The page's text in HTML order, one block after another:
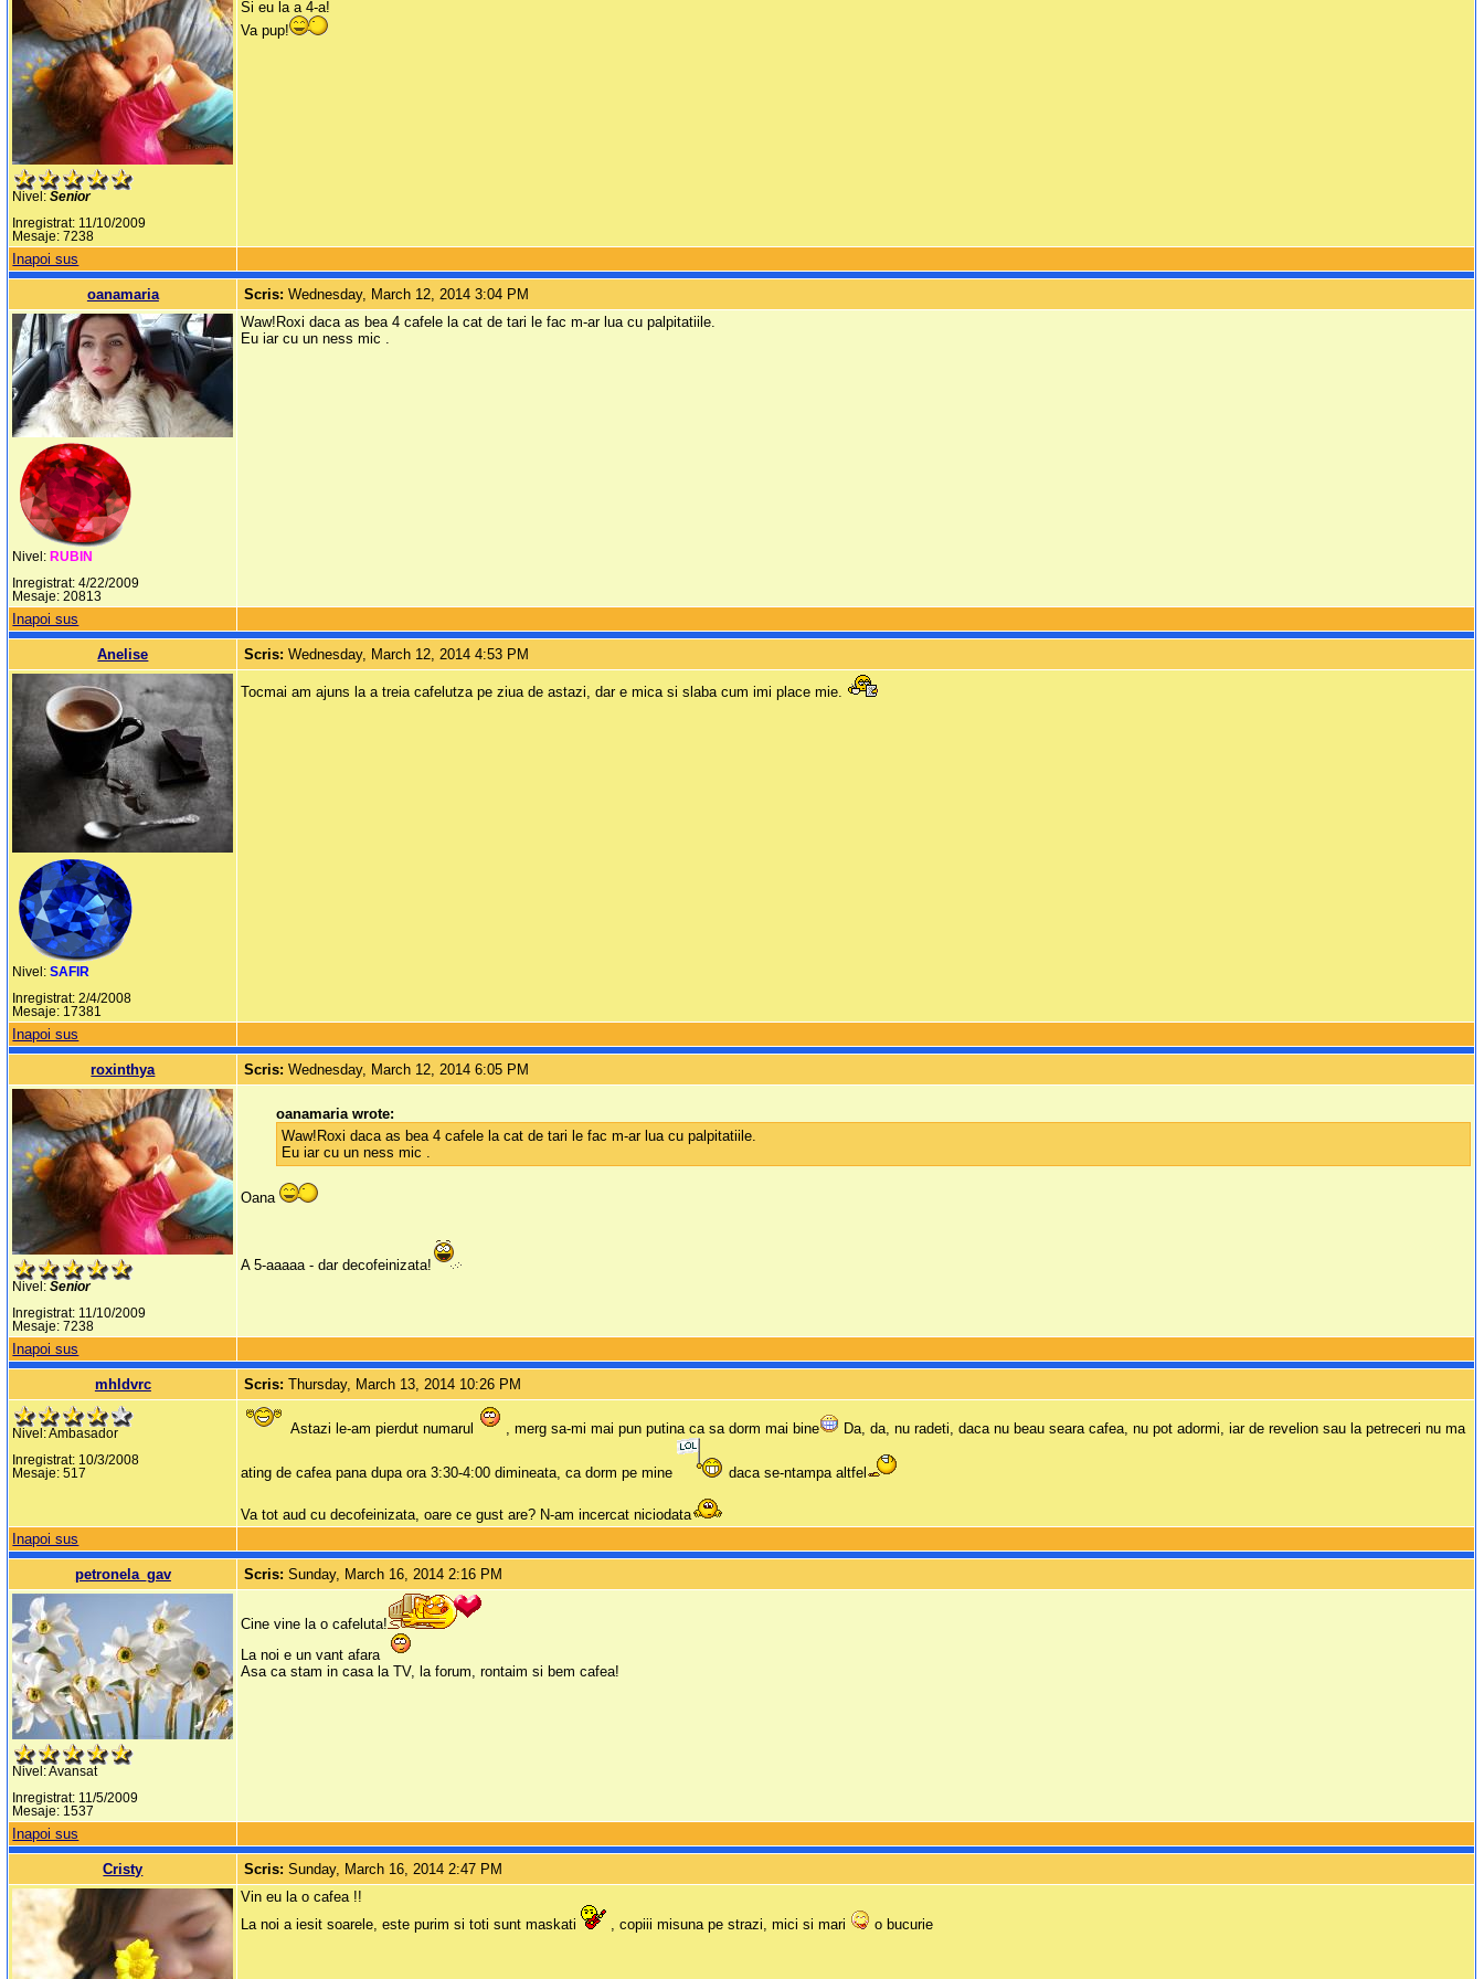
Nivel:Senior
Inregistrat: 11/10/2009
Mesaje: 7238
Si eu la a 4-a!
Va pup!
Inapoi sus
oanamaria Scris:Wednesday, March 12, 2014 3:04 PM
Nivel: RUBIN
Inregistrat: 4/22/2009
Mesaje: 20813
Waw!Roxi daca as bea 4 cafele la cat de tari le fac m-ar lua cu palpitatiile.
Eu iar cu un ness mic .
Inapoi sus
Anelise Scris:Wednesday, March 12, 2014 4:53 PM
Nivel:SAFIR
Inregistrat: 2/4/2008
Mesaje: 17381
Tocmai am ajuns la a treia cafelutza pe ziua de astazi, dar e mica si slaba cum imi place mie.
Inapoi sus
roxinthya Scris:Wednesday, March 12, 2014 6:05 PM
Nivel:Senior
Inregistrat: 11/10/2009
Mesaje: 7238
oanamaria wrote:
Waw!Roxi daca as bea 4 cafele la cat de tari le fac m-ar lua cu palpitatiile.
Eu iar cu un ness mic .
Oana
A 5-aaaaa - dar decofeinizata!
Inapoi sus
mhldvrc Scris:Thursday, March 13, 2014 10:26 PM
Nivel: Ambasador
Inregistrat: 10/3/2008
Mesaje: 517
Astazi le-am pierdut numarul , merg sa-mi mai pun putina ca sa dorm mai bine Da, da, nu radeti, daca nu beau seara cafea, nu pot adormi, iar de revelion sau la petreceri nu ma
ating de cafea pana dupa ora 3:30-4:00 dimineata, ca dorm pe mine daca se-ntampa altfel
Va tot aud cu decofeinizata, oare ce gust are? N-am incercat niciodata
Inapoi sus
petronela_gav Scris:Sunday, March 16, 2014 2:16 PM
Nivel: Avansat
Inregistrat: 11/5/2009
Mesaje: 1537
Cine vine la o cafeluta!
La noi e un vant afara
Asa ca stam in casa la TV, la forum, rontaim si bem cafea!
Inapoi sus
Cristy Scris:Sunday, March 16, 2014 2:47 PM
Vin eu la o cafea !!
La noi a iesit soarele, este purim si toti sunt maskati
, copiii misuna pe strazi, mici si mari o bucurie